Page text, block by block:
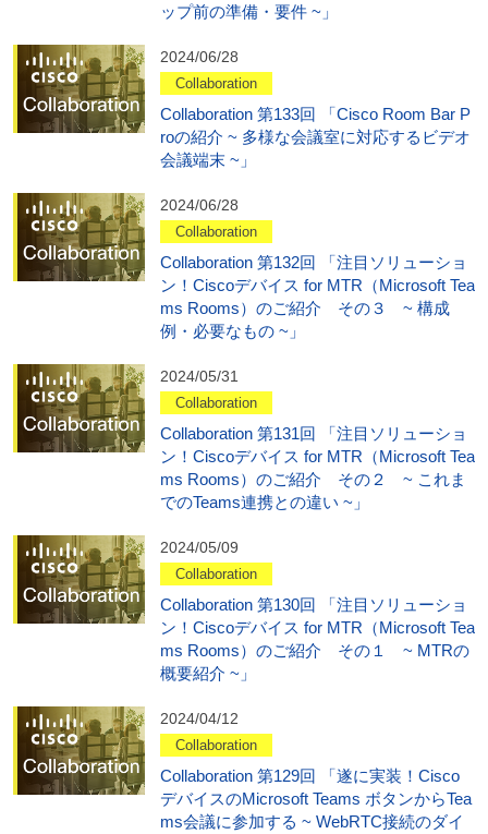
ップ前の準備・要件 ~」
2024/06/28
Collaboration
Collaboration 第133回 「Cisco Room Bar P
roの紹介 ~ 多様な会議室に対応するビデオ
会議端末 ~」
2024/06/28
Collaboration
Collaboration 第132回 「注目ソリューショ
ン！Ciscoデバイス for MTR（Microsoft Tea
ms Rooms）のご紹介 その３ ~ 構成
例・必要なもの ~」
2024/05/31
Collaboration
Collaboration 第131回 「注目ソリューショ
ン！Ciscoデバイス for MTR（Microsoft Tea
ms Rooms）のご紹介 その２ ~ これま
でのTeams連携との違い ~」
2024/05/09
Collaboration
Collaboration 第130回 「注目ソリューショ
ン！Ciscoデバイス for MTR（Microsoft Tea
ms Rooms）のご紹介 その１ ~ MTRの
概要紹介 ~」
2024/04/12
Collaboration
Collaboration 第129回 「遂に実装！Cisco
デバイスのMicrosoft Teams ボタンからTea
ms会議に参加する ~ WebRTC接続のダイ